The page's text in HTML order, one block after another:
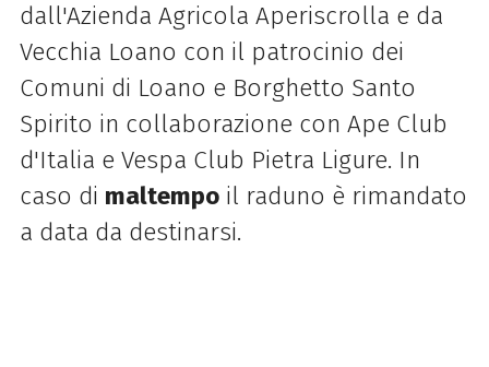
dall'Azienda Agricola Aperiscrolla e da
Vecchia Loano con il patrocinio dei
Comuni di Loano e Borghetto Santo
Spirito in collaborazione con Ape Club
d'Italia e Vespa Club Pietra Ligure. In
caso di maltempoil raduno è rimandato
a data da destinarsi.